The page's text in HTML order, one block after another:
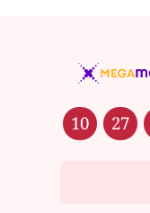
10 27